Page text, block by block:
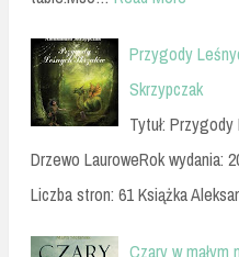
Przygody
Skrzypczak
Tytuł:
Drzewo LauroweRok wydania:
Liczba stron: 61 Książka
Czary w